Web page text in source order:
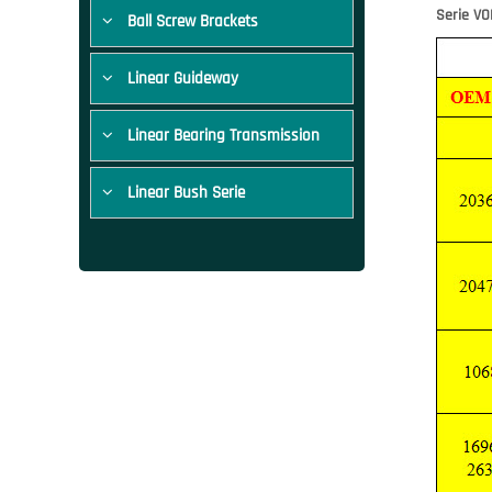
Ball Screw Brackets
Linear Guideway
Linear Bearing Transmission
Linear Bush Serie
Serie